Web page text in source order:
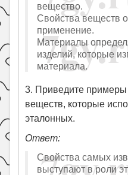
вещество.
Свойства веществ
применение.
Материалы
изделий, которые
материала.
3. Приведите примеры
веществ, которые
эталонных.
Ответ:
Свойства самых
выступают в роли